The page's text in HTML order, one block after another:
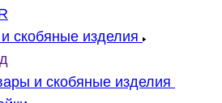
скобяные изделия
и скобяные изделия